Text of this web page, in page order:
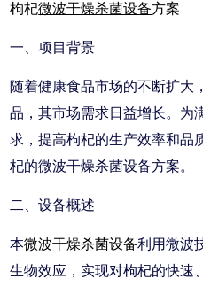
枸杞微波干燥杀菌设备方案
一、项目背景
随着健康食品市场的不断扩大
品，其市场需求日益增长。为
求，提高枸杞的生产效率和品
杞的微波干燥杀菌设备方案。
二、设备概述
本微波干燥杀菌设备利用微波
生物效应，实现对枸杞的快速